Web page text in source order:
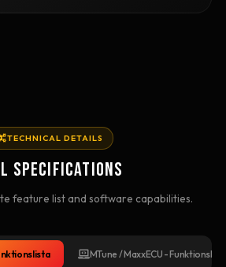
TECHNICAL DETAILS
SPECIFICATIONS
feature list and software capabilities.
MTune / MaxxECU -